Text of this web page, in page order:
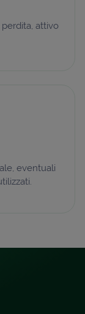
attivo
eventuali